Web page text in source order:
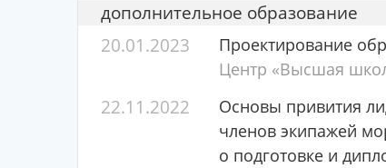
дополнительное образование
20.01.2023
Проектирование
Центр «Высшая
22.11.2022
Основы привития
членов экипажей
о подготовке и